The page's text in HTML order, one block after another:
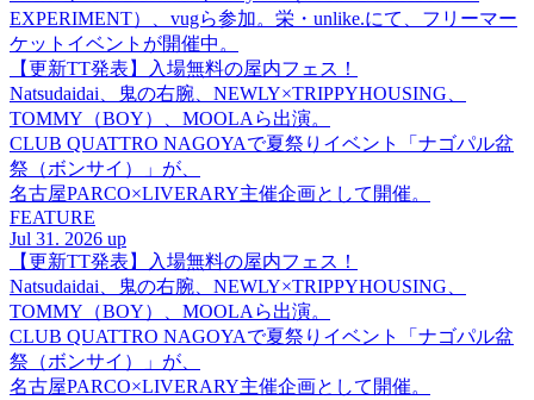
EXPERIMENT）、vugら参加。栄・unlike.にて、フリーマー
ケットイベントが開催中。
【更新TT発表】入場無料の屋内フェス！
Natsudaidai、鬼の右腕、NEWLY×TRIPPYHOUSING、
TOMMY（BOY）、MOOLAら出演。
CLUB QUATTRO NAGOYAで夏祭りイベント「ナゴパル盆
祭（ボンサイ）」が、
名古屋PARCO×LIVERARY主催企画として開催。
FEATURE
Jul 31. 2026 up
【更新TT発表】入場無料の屋内フェス！
Natsudaidai、鬼の右腕、NEWLY×TRIPPYHOUSING、
TOMMY（BOY）、MOOLAら出演。
CLUB QUATTRO NAGOYAで夏祭りイベント「ナゴパル盆
祭（ボンサイ）」が、
名古屋PARCO×LIVERARY主催企画として開催。